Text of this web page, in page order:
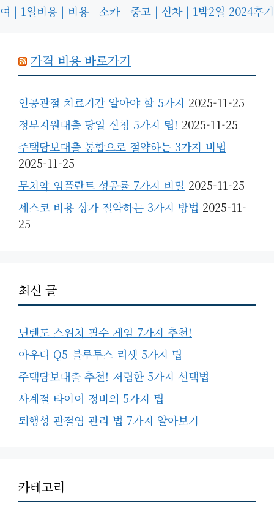
여 | 1일비용 | 비용 | 소카 | 중고 | 신차 | 1박2일 2024후기
가격 비용 바로가기
인공관절 치료기간 알아야 할 5가지 2025-11-25
정부지원대출 당일 신청 5가지 팁! 2025-11-25
주택담보대출 통합으로 절약하는 3가지 비법
2025-11-25
무치악 임플란트 성공률 7가지 비밀 2025-11-25
세스코 비용 상가 절약하는 3가지 방법 2025-11-
25
최신 글
닌텐도 스위치 필수 게임 7가지 추천!
아우디 Q5 블루투스 리셋 5가지 팁
주택담보대출 추천! 저렴한 5가지 선택법
사계절 타이어 정비의 5가지 팁
퇴행성 관절염 관리 법 7가지 알아보기
카테고리